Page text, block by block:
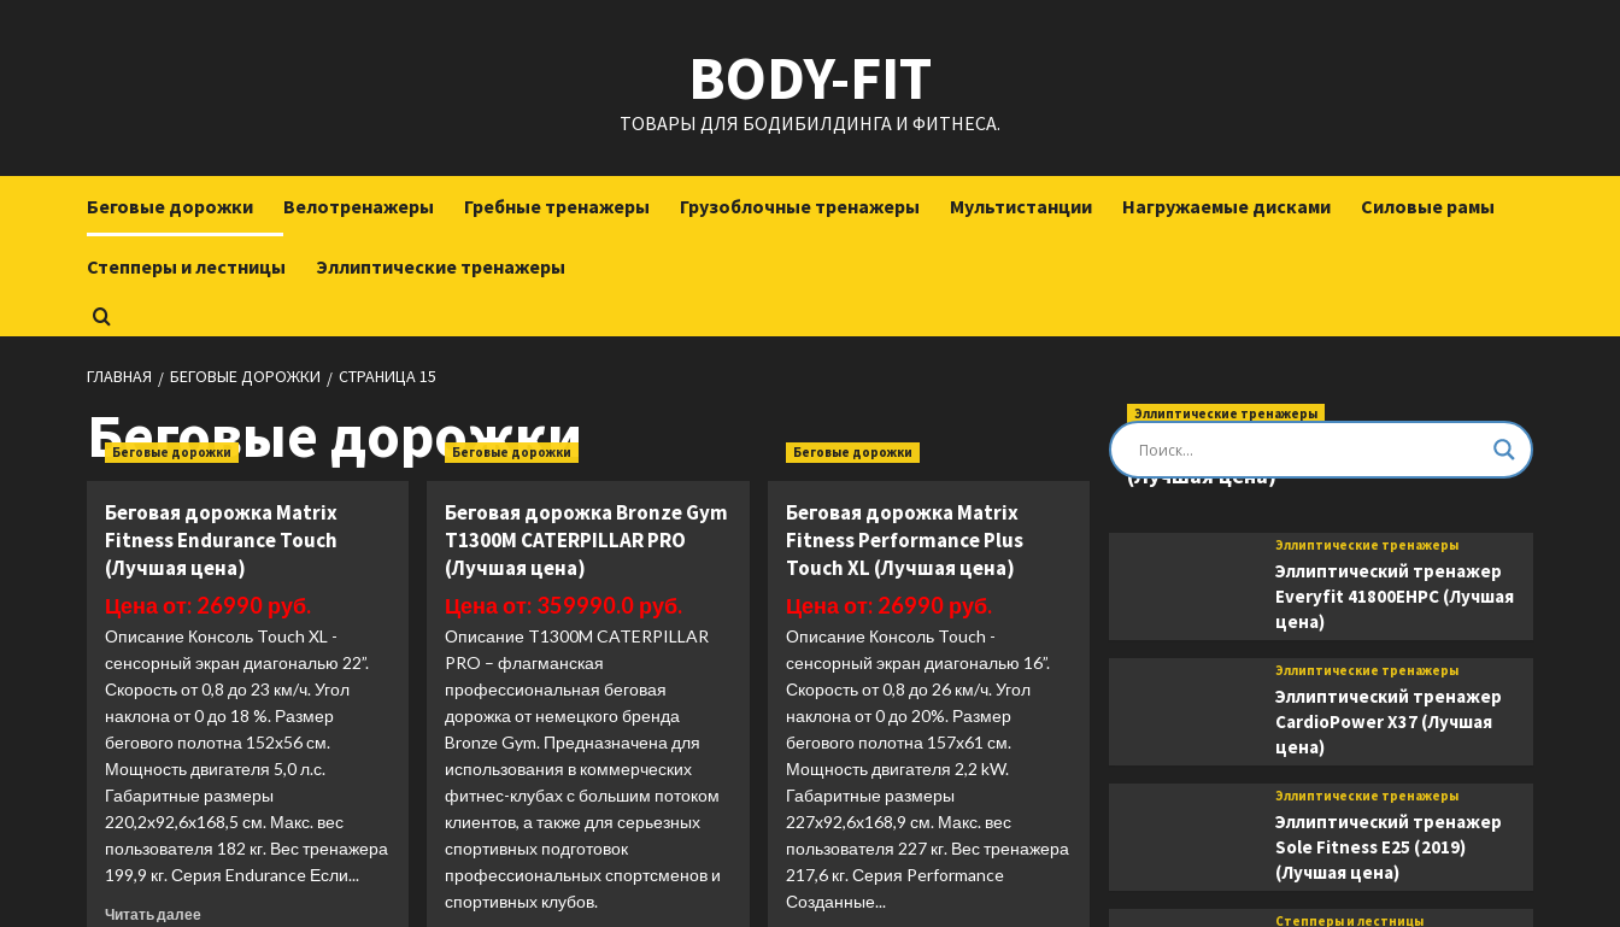
BODY-FIT
ТОВАРЫ ДЛЯ БОДИБИЛДИНГА И ФИТНЕСА.
Беговые дорожки Велотренажеры Гребные тренажеры Грузоблочные тренажеры Мультистанции Нагружаемые дисками Силовые рамы
Степперы и лестницы Эллиптические тренажеры
ГЛАВНАЯ БЕГОВЫЕ ДОРОЖКИ СТРАНИЦА 15
Беговые дорожки
Беговые дорожки
Беговая дорожка Matrix
Fitness Endurance Touch
(Лучшая цена)
Цена от: 26990 руб.
Описание Консоль Touch XL -
сенсорный экран диагональю 22”.
Скорость от 0,8 до 23 км/ч. Угол
наклона от 0 до 18 %. Размер
бегового полотна 152x56 см.
Мощность двигателя 5,0 л.с.
Габаритные размеры
220,2x92,6x168,5 см. Макс. вес
пользователя 182 кг. Вес тренажера
199,9 кг. Серия Endurance Если...
Читать далееПрочитать
Беговые дорожки
Беговая дорожка Bronze Gym
T1300M CATERPILLAR PRO
(Лучшая цена)
Цена от: 359990.0 руб.
Описание T1300M CATERPILLAR
PRO – флагманская
профессиональная беговая
дорожка от немецкого бренда
Bronze Gym. Предназначена для
использования в коммерческих
фитнес-клубах с большим потоком
клиентов, а также для серьезных
спортивных подготовок
профессиональных спортсменов и
спортивных клубов.
Беговые дорожки
Беговая дорожка Matrix
Fitness Performance Plus
Touch XL (Лучшая цена)
Цена от: 26990 руб.
Описание Консоль Touch -
сенсорный экран диагональю 16”.
Скорость от 0,8 до 26 км/ч. Угол
наклона от 0 до 20%. Размер
бегового полотна 157x61 см.
Мощность двигателя 2,2 kW.
Габаритные размеры
227x92,6x168,9 см. Макс. вес
пользователя 227 кг. Вес тренажера
217,6 кг. Серия Performance
Созданные...
Эллиптические тренажеры
Эллиптический тренажер DFC E8745T
(Лучшая цена)
Эллиптические тренажеры
Эллиптический тренажер
Everyfit 41800EHPC (Лучшая
цена)
Эллиптические тренажеры
Эллиптический тренажер
CardioPower X37 (Лучшая
цена)
Эллиптические тренажеры
Эллиптический тренажер
Sole Fitness E25 (2019)
(Лучшая цена)
Степперы и лестницы